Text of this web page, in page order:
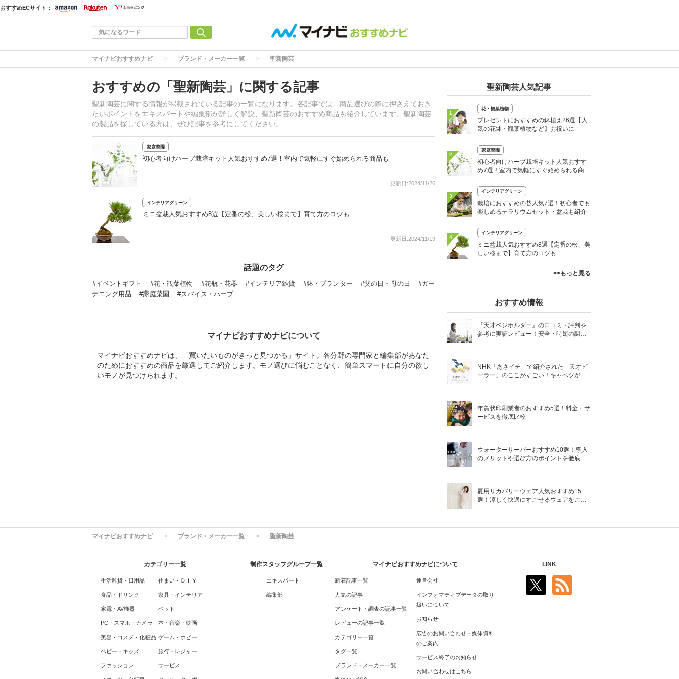
おすすめECサイト：
マイナビおすすめナビ ブランド・メーカー一覧 聖新陶芸
おすすめの「聖新陶芸」に関する記事
聖新陶芸に関する情報が掲載されている記事の一覧になります。各記事では、商品選びの際に押さえておき
たいポイントをエキスパートや編集部が詳しく解説、聖新陶芸のおすすめ商品も紹介しています。聖新陶芸
の製品を探している方は、ぜひ記事を参考にしてください。
家庭菜園
初心者向けハーブ栽培キット人気おすすめ7選！室内で気軽にすぐ始められる商品も
更新日:2024/11/26
インテリアグリーン
ミニ盆栽人気おすすめ8選【定番の松、美しい桜まで】育て方のコツも
更新日:2024/11/19
話題のタグ
#イベントギフト #花・観葉植物 #花瓶・花器 #インテリア雑貨 #鉢・プランター #父の日・母の日
#ガー
デニング用品
#家庭菜園 #スパイス・ハーブ
マイナビおすすめナビについて
マイナビおすすめナビは、「買いたいものがきっと見つかる」サイト。各分野の専門家と編集部があなた
のためにおすすめの商品を厳選してご紹介します。モノ選びに悩むことなく、簡単スマートに自分の欲し
いモノが見つけられます。
聖新陶芸人気記事
1
花・観葉植物
プレゼントにおすすめの鉢植え26選【人
気の花鉢・観葉植物など】お祝いに
2
家庭菜園
初心者向けハーブ栽培キット人気おすす
め7選！室内で気軽にすぐ始められる商品
3
インテリアグリーン
栽培におすすめの苔人気7選！初心者でも
楽しめるテラリウムセット・盆栽も紹介
4
インテリアグリーン
ミニ盆栽人気おすすめ8選【定番の松、美
しい桜まで】育て方のコツも
>>もっと見る
おすすめ情報
『天才ベジホルダー』の口コミ・評判を
参考に実証レビュー！安全・時短の調理
NHK「あさイチ」で紹介された「天才ピ
ーラー」のここがすごい！キャベツがほ
年賀状印刷業者のおすすめ5選！料金・サ
ービスを徹底比較
ウォーターサーバーおすすめ10選！導入
のメリットや選び方のポイントを徹底解
夏用リカバリーウェア人気おすすめ15
選！涼しく快適にすごせるウェアをご紹
マイナビおすすめナビ ブランド・メーカー一覧 聖新陶芸
カテゴリー一覧
生活雑貨・日用品
食品・ドリンク
家電・AV機器
PC・スマホ・カメラ
美容・コスメ・化粧品
ベビー・キッズ
ファッション
住まい・ＤＩＹ
家具・インテリア
ペット
本・音楽・映画
ゲーム・ホビー
旅行・レジャー
サービス
制作スタッフグループ一覧
エキスパート
編集部
マイナビおすすめナビについて
新着記事一覧
人気の記事
アンケート・調査の記事一覧
レビューの記事一覧
カテゴリー一覧
タグ一覧
ブランド・メーカー一覧
運営会社
インフォマティブデータの取り
扱いについて
お知らせ
広告のお問い合わせ・媒体資料
のご案内
サービス終了のお知らせ
お問い合わせはこちら
LINK